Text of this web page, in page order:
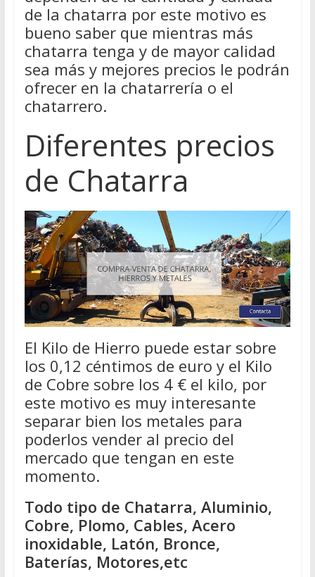
de la chatarra por este motivo es
bueno saber que mientras más
chatarra tenga y de mayor calidad
sea más y mejores precios le podrán
ofrecer en la chatarrería o el
chatarrero.
Diferentes precios
de Chatarra
El Kilo de Hierro puede estar sobre
los 0,12 céntimos de euro y el Kilo
de Cobre sobre los 4 € el kilo, por
este motivo es muy interesante
separar bien los metales para
poderlos vender al precio del
mercado que tengan en este
momento.
Todo tipo de Chatarra, Aluminio,
Cobre, Plomo, Cables, Acero
inoxidable, Latón, Bronce,
Baterías, Motores,etc